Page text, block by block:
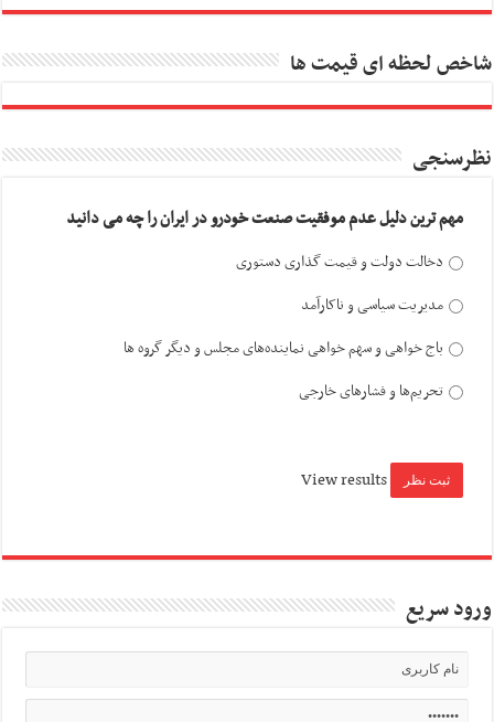
شاخص لحظه ای قیمت ها
نظرسنجی
مهم ترین دلیل عدم موفقیت صنعت خودرو در ایران را چه می دانید
دخالت دولت و قیمت گذاری دستوری
مدیریت سیاسی و ناکارآمد
باج خواهی و سهم خواهی نماینده‌های مجلس و دیگر گروه ها
تحریم‌ها و فشارهای خارجی
View results
ورود سریع